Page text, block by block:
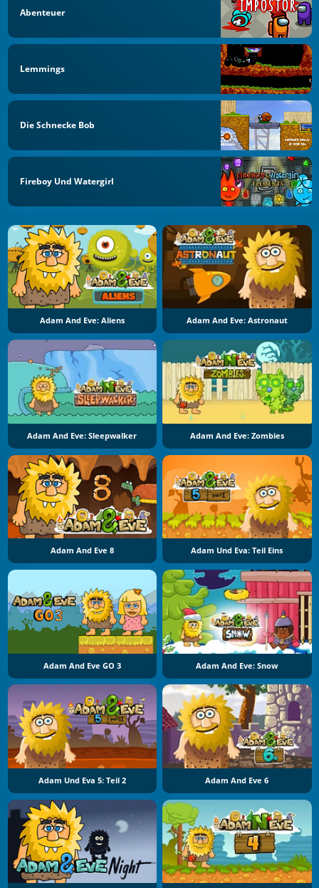
Abenteuer
Lemmings
Die Schnecke Bob
Fireboy Und Watergirl
Adam And Eve: Aliens Adam And Eve: Astronaut
Adam And Eve: Sleepwalker Adam And Eve: Zombies
Adam And Eve 8 Adam Und Eva: Teil Eins
Adam And Eve GO 3 Adam And Eve: Snow
Adam Und Eva 5: Teil 2 Adam And Eve 6